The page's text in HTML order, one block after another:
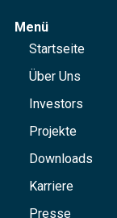
Menü
Startseite
Über Uns
Investors
Projekte
Downloads
Karriere
Presse